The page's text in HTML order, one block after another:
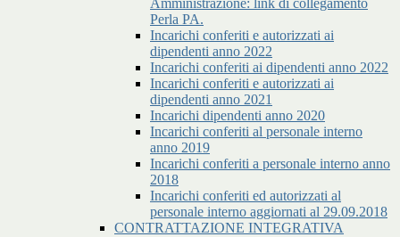
Amministrazione: link di collegamento
Perla PA.
Incarichi conferiti e autorizzati ai
dipendenti anno 2022
Incarichi conferiti ai dipendenti anno 2022
Incarichi conferiti e autorizzati ai
dipendenti anno 2021
Incarichi dipendenti anno 2020
Incarichi conferiti al personale interno
anno 2019
Incarichi conferiti a personale interno anno
2018
Incarichi conferiti ed autorizzati al
personale interno aggiornati al 29.09.2018
CONTRATTAZIONE INTEGRATIVA